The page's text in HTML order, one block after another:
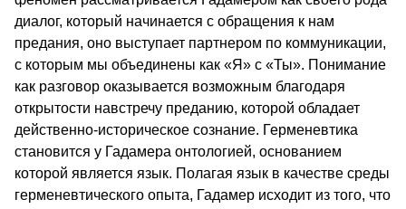
диалог, который начинается с обращения к нам
предания, оно выступает партнером по коммуникации,
с которым мы объединены как «Я» с «Ты». Понимание
как разговор оказывается возможным благодаря
открытости навстречу преданию, которой обладает
действенно-историческое сознание. Герменевтика
становится у Гадамера онтологией, основанием
которой является язык. Полагая язык в качестве среды
герменевтического опыта, Гадамер исходит из того, что